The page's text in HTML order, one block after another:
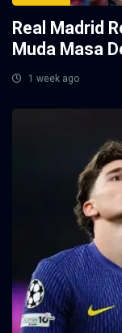
Real Madrid
Muda Masa
1 week ago